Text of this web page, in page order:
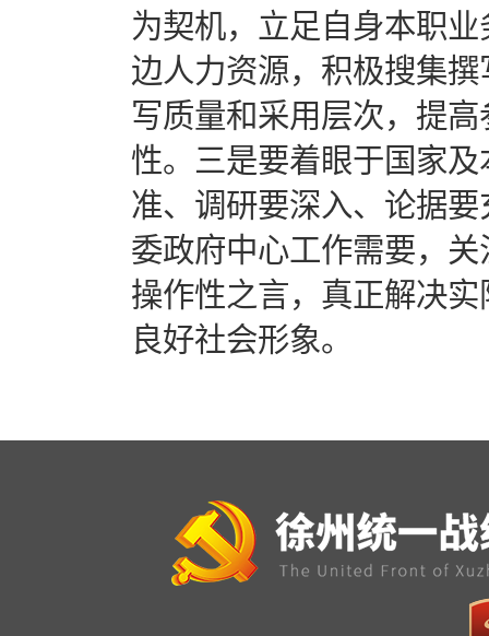
为契机，立足自身本职
边人力资源，积极搜集
写质量和采用层次，提
性。三是要着眼于国家
准、调研要深入、论据
委政府中心工作需要，
操作性之言，真正解决
良好社会形象。